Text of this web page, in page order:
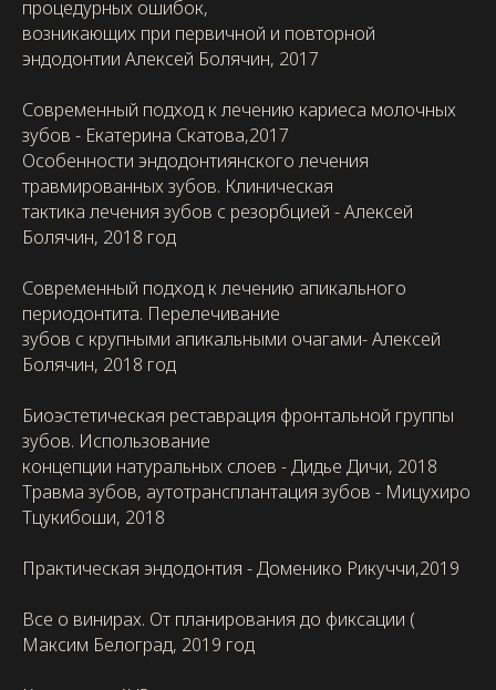
процедурных ошибок,
возникающих при первичной и повторной
эндодонтии Алексей Болячин, 2017
Современный подход к лечению кариеса молочных
зубов - Екатерина Скатова,2017
Особенности эндодонтиянского лечения
травмированных зубов. Клиническая
тактика лечения зубов с резорбцией - Алексей
Болячин, 2018 год
Современный подход к лечению апикального
периодонтита. Перелечивание
зубов с крупными апикальными очагами- Алексей
Болячин, 2018 год
Биоэстетическая реставрация фронтальной группы
зубов. Использование
концепции натуральных слоев - Дидье Дичи, 2018
Травма зубов, аутотрансплантация зубов - Мицухиро
Тцукибоши, 2018
Практическая эндодонтия - Доменико Рикуччи,2019
Все о винирах. От планирования до фиксации (
Максим Белоград, 2019 год